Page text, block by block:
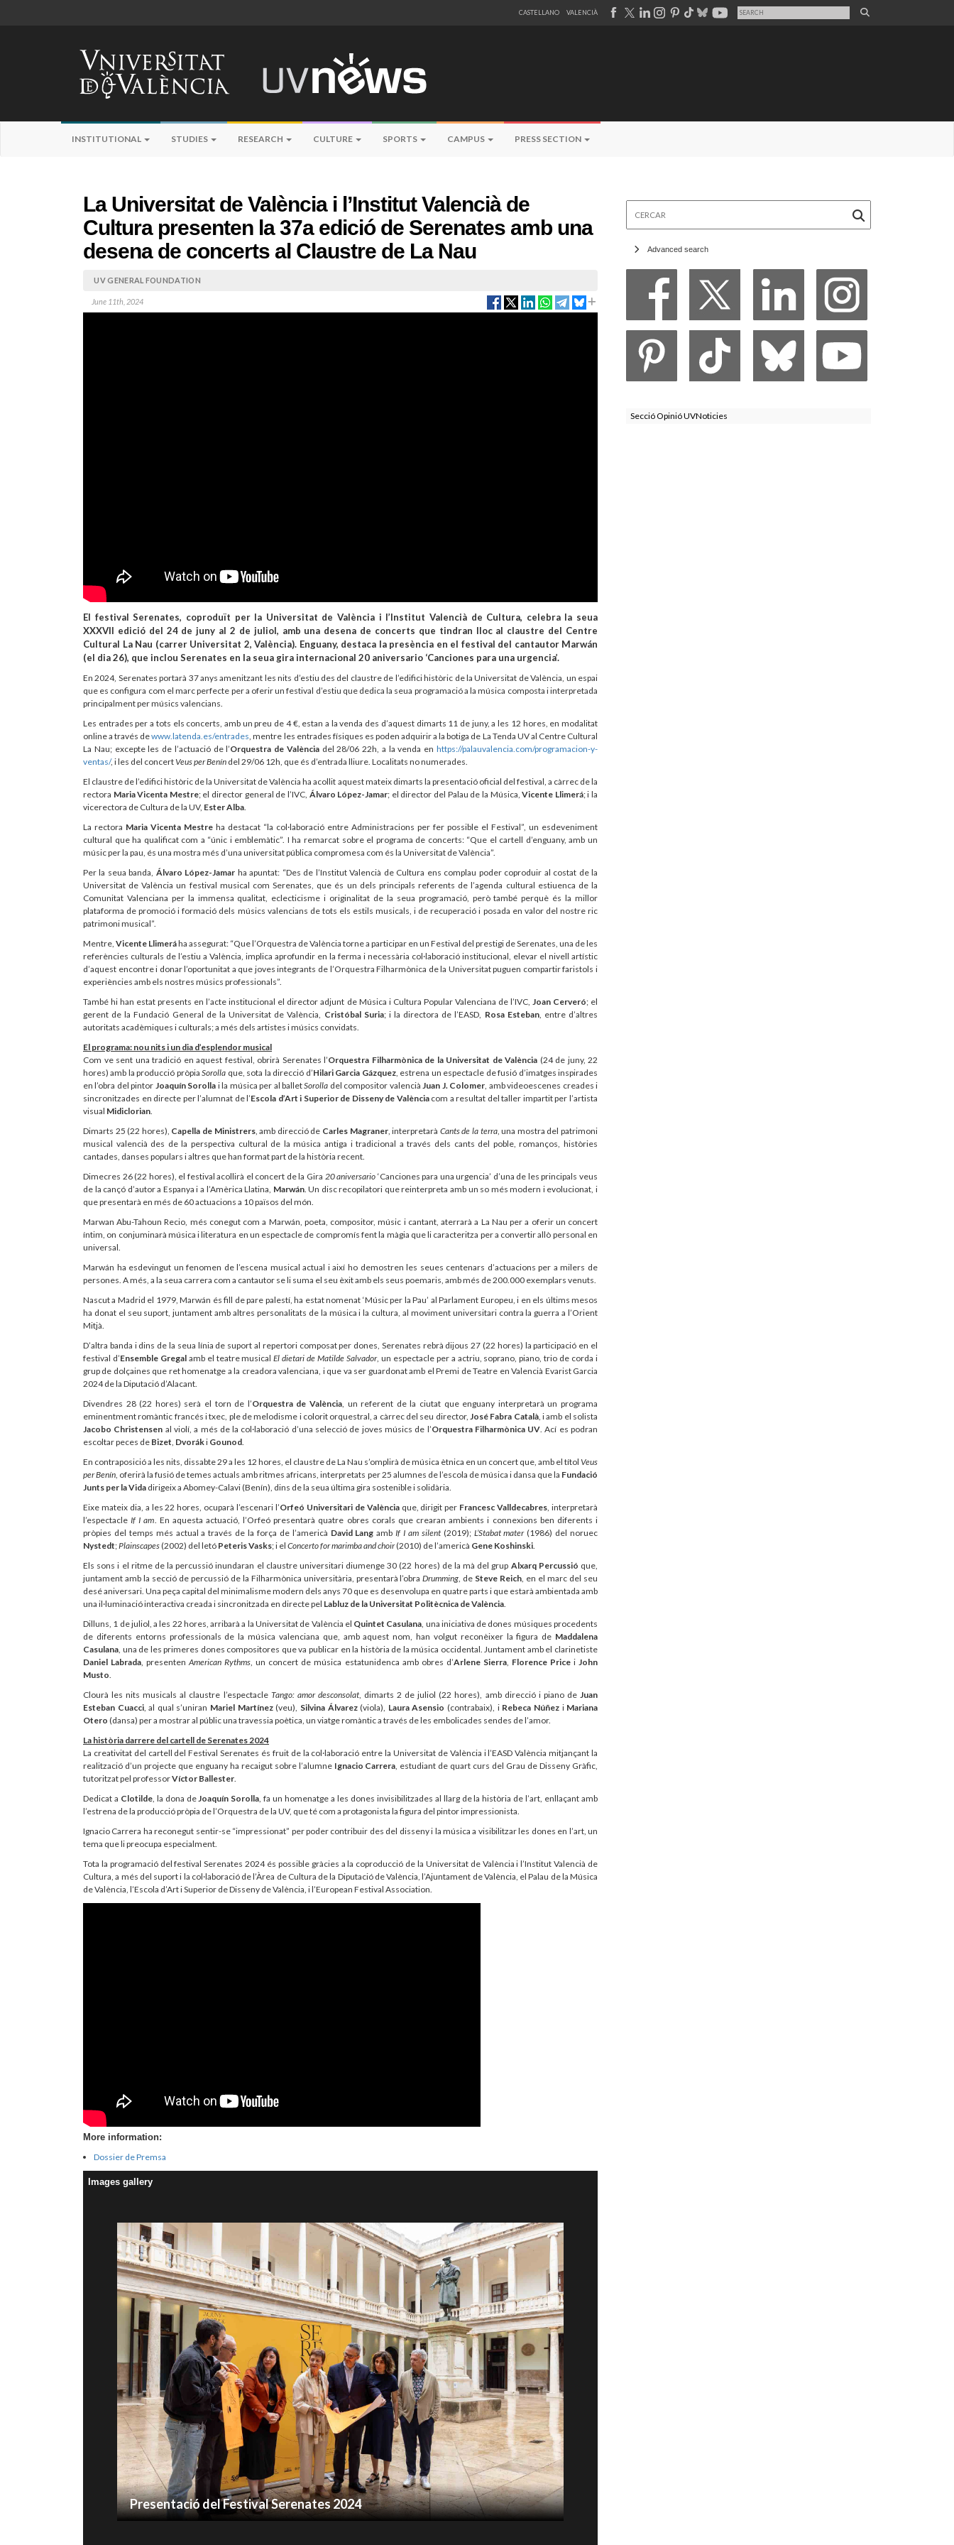
CASTELLANO VALENCIÀ
INSTITUTIONAL STUDIES RESEARCH CULTURE SPORTS CAMPUS PRESS SECTION
La Universitat de València i l’Institut Valencià de
Cultura presenten la 37a edició de Serenates amb una
desena de concerts al Claustre de La Nau
UV GENERAL FOUNDATION
June 11th, 2024
El festival Serenates, coproduït per la Universitat de València i l’Institut Valencià de Cultura, celebra la seua
XXXVII edició del 24 de juny al 2 de juliol, amb una desena de concerts que tindran lloc al claustre del Centre
Cultural La Nau (carrer Universitat 2, València). Enguany, destaca la presència en el festival del cantautor Marwán
(el dia 26), que inclou Serenates en la seua gira internacional 20 aniversario ‘Canciones para una urgencia’.
En 2024, Serenates portarà 37 anys amenitzant les nits d’estiu des del claustre de l’edifici històric de la Universitat de València, un espai
que es configura com el marc perfecte per a oferir un festival d’estiu que dedica la seua programació a la música composta i interpretada
principalment per músics valencians.
Les entrades per a tots els concerts, amb un preu de 4 €, estan a la venda des d’aquest dimarts 11 de juny, a les 12 hores, en modalitat
online a través dewww.latenda.es/entrades , mentre les entrades físiques es poden adquirir a la botiga de La Tenda UV al Centre Cultural
La Nau; excepte les de l’actuació de l’Orquestra de Valènciadel 28/06 22h, a la venda enhttps://palauvalencia.com/programacion-y-
ventas/, i les del concertVeus per Benín del 29/06 12h, que és d’entrada lliure. Localitats no numerades.
El claustre de l’edifici històric de la Universitat de València ha acollit aquest mateix dimarts la presentació oficial del festival, a càrrec de la
rectora Maria Vicenta Mestre; el director general de l’IVC, Álvaro López-Jamar; el director del Palau de la Música,Vicente Llimerá; i la
vicerectora de Cultura de la UV, Ester Alba
La rectora Maria Vicenta Mestre ha destacat “la col·laboració entre Administracions per fer possible el Festival”, un esdeveniment
cultural que ha qualificat com a “únic i emblemàtic”. I ha remarcat sobre el programa de concerts: “Que el cartell d’enguany, amb un
músic per la pau, és una mostra més d’una universitat pública compromesa com és la Universitat de València”.
Per la seua banda, Álvaro López-Jamar ha apuntat: “Des de l’Institut Valencià de Cultura ens complau poder coproduir al costat de la
Universitat de València un festival musical com Serenates, que és un dels principals referents de l’agenda cultural estiuenca de la
Comunitat Valenciana per la immensa qualitat, eclecticisme i originalitat de la seua programació, però també perquè és la millor
plataforma de promoció i formació dels músics valencians de tots els estils musicals, i de recuperació i posada en valor del nostre ric
patrimoni musical”.
Mentre, Vicente Llimeráha assegurat: “Que l’Orquestra de València torne a participar en un Festival del prestigi de Serenates, una de les
referències culturals de l’estiu a València, implica aprofundir en la ferma i necessària col·laboració institucional, elevar el nivell artístic
d’aquest encontre i donar l’oportunitat a que joves integrants de l’Orquestra Filharmònica de la Universitat puguen compartir faristols i
experiències amb els nostres músics professionals”.
També hi han estat presents en l’acte institucional el director adjunt de Música i Cultura Popular Valenciana de l’IVC, Joan Cerveró; el
gerent de la Fundació General de la Universitat de València, Cristóbal Suria; i la directora de l’EASD, Rosa Esteban, entre d’altres
autoritats acadèmiques i culturals; a més dels artistes i músics convidats.
El programa: nou nits i un dia d’esplendor musical
Com ve sent una tradició en aquest festival, obrirà Serenates l’Orquestra Filharmònica de la Universitat de València (24 de juny, 22
hores) amb la producció pròpiaSorolla que, sota la direcció d’Hilari Garcia Gázquez, estrena un espectacle de fusió d’imatges inspirades
en l’obra del pintor Joaquín Sorolla i la música per al balletSorolla del compositor valencià Juan J. Colomer , amb videoescenes creades i
sincronitzades en directe per l’alumnat de l’Escola d’Art i Superior de Disseny de Valènciacom a resultat del taller impartit per l’artista
visual Midiclorian
Dimarts 25 (22 hores), Capella de Ministrers, amb direcció de Carles Magraner, interpretarà Cants de la terra, una mostra del patrimoni
musical valencià des de la perspectiva cultural de la música antiga i tradicional a través dels cants del poble, romanços, històries
cantades, danses populars i altres que han format part de la història recent.
Dimecres 26 (22 hores), el festival acollirà el concert de la Gira 20 aniversario ‘Canciones para una urgencia’ d’una de les principals veus
de la cançó d’autor a Espanya i a l’Amèrica Llatina, Marwán. Un disc recopilatori que reinterpreta amb un so més modern i evolucionat, i
que presentarà en més de 60 actuacions a 10 països del món.
Marwan Abu-Tahoun Recio, més conegut com a Marwán, poeta, compositor, músic i cantant, aterrarà a La Nau per a oferir un concert
íntim, on conjuminarà música i literatura en un espectacle de compromís fent la màgia que li caracteritza per a convertir allò personal en
universal.
Marwán ha esdevingut un fenomen de l’escena musical actual i així ho demostren les seues centenars d’actuacions per a milers de
persones. A més, a la seua carrera com a cantautor se li suma el seu èxit amb els seus poemaris, amb més de 200.000 exemplars venuts.
Nascut a Madrid el 1979, Marwán és fill de pare palestí, ha estat nomenat ‘Músic per la Pau’ al Parlament Europeu, i en els últims mesos
ha donat el seu suport, juntament amb altres personalitats de la música i la cultura, al moviment universitari contra la guerra a l’Orient
Mitjà.
D’altra banda i dins de la seua línia de suport al repertori composat per dones, Serenates rebrà dijous 27 (22 hores) la participació en el
festival d’Ensemble Gregalamb el teatre musicalEl dietari de Matilde Salvador, un espectacle per a actriu, soprano, piano, trio de corda i
grup de dolçaines que ret homenatge a la creadora valenciana, i que va ser guardonat amb el Premi de Teatre en Valencià Evarist Garcia
2024 de la Diputació d’Alacant.
Divendres 28 (22 hores) serà el torn de l’Orquestra de València , un referent de la ciutat que enguany interpretarà un programa
eminentment romàntic francés i txec, ple de melodisme i colorit orquestral, a càrrec del seu director, José Fabra Català, i amb el solista
Jacobo Christensen al violí, a més de la col·laboració d’una selecció de joves músics de l’Orquestra Filharmònica UV . Ací es podran
escoltar peces de Bizet Dvoráki Gounod
En contraposició a les nits, dissabte 29 a les 12 hores, el claustre de La Nau s’omplirà de música ètnica en un concert que, amb el títol Veus
per Benín , oferirà la fusió de temes actuals amb ritmes africans, interpretats per 25 alumnes de l’escola de música i dansa que la Fundació
Junts per la Vida dirigeix a Abomey-Calavi (Benín), dins de la seua última gira sostenible i solidària.
Eixe mateix dia, a les 22 hores, ocuparà l’escenari l’Orfeó Universitari de Valènciaque, dirigit per Francesc Valldecabres , interpretarà
l’espectacle If I am . En aquesta actuació, l’Orfeó presentarà quatre obres corals que crearan ambients i connexions ben diferents i
pròpies del temps més actual a través de la força de l’americà David Lang amb If I am silent(2019); L’Stabat mater(1986) del noruec
Nystedt;Plainscapes(2002) del letó Peteris Vasks; i el Concerto for marimba and choir(2010) de l’americà Gene Koshinski
Els sons i el ritme de la percussió inundaran el claustre universitari diumenge 30 (22 hores) de la mà del grup Alxarq Percussió que,
juntament amb la secció de percussió de la Filharmònica universitària, presentarà l’obraDrumming , de Steve Reich , en el marc del seu
desé aniversari. Una peça capital del minimalisme modern dels anys 70 que es desenvolupa en quatre parts i que estarà ambientada amb
una il·luminació interactiva creada i sincronitzada en directe pel Labluz de la Universitat Politècnica de València
Dilluns, 1 de juliol, a les 22 hores, arribarà a la Universitat de València el Quintet Casulana , una iniciativa de dones músiques procedents
de diferents entorns professionals de la música valenciana que, amb aquest nom, han volgut reconèixer la figura de Maddalena
Casulana , una de les primeres dones compositores que va publicar en la història de la música occidental. Juntament amb el clarinetiste
Daniel Labrada , presentenAmerican Rythms , un concert de música estatunidenca amb obres d’Arlene Sierra, Florence Pricei John
Musto
Clourà les nits musicals al claustre l’espectacle Tango: amor desconsolat, dimarts 2 de juliol (22 hores), amb direcció i piano de Juan
Esteban Cuacci, al qual s’uniran Mariel Martínez(veu), Silvina Álvarez(viola), Laura Asensio (contrabaix), i Rebeca Núñezi Mariana
Otero (dansa) per a mostrar al públic una travessia poètica, un viatge romàntic a través de les embolicades sendes de l’amor.
La història darrere del cartell de Serenates 2024
La creativitat del cartell del Festival Serenates és fruit de la col·laboració entre la Universitat de València i l’EASD València mitjançant la
realització d’un projecte que enguany ha recaigut sobre l’alumne Ignacio Carrera , estudiant de quart curs del Grau de Disseny Gràfic,
tutoritzat pel professorVíctor Ballester
Dedicat a Clotilde, la dona de Joaquín Sorolla , fa un homenatge a les dones invisibilitzades al llarg de la història de l’art, enllaçant amb
l’estrena de la producció pròpia de l’Orquestra de la UV, que té com a protagonista la figura del pintor impressionista.
Ignacio Carrera ha reconegut sentir-se “impressionat” per poder contribuir des del disseny i la música a visibilitzar les dones en l’art, un
tema que li preocupa especialment.
Tota la programació del festival Serenates 2024 és possible gràcies a la coproducció de la Universitat de València i l’Institut Valencià de
Cultura, a més del suport i la col·laboració de l’Àrea de Cultura de la Diputació de València, l’Ajuntament de València, el Palau de la Música
de València, l’Escola d’Art i Superior de Disseny de València, i l’European Festival Association.
More information:
Dossier de Premsa
Images gallery
Presentació del Festival Serenates 2024
Advanced search
Secció Opinió UVNoticies